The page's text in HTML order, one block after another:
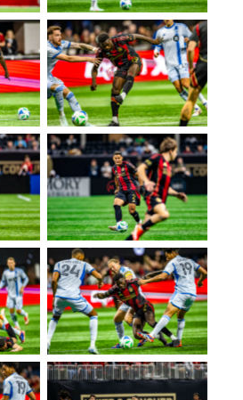
No Caption
No Caption
No Caption